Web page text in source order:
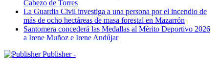
Cabezo de Torres
La Guardia Civil investiga a una persona por el incendio de
más de ocho hectáreas de masa forestal en Mazarrón
Santomera concederá las Medallas al Mérito Deportivo 2026
a Irene Muñoz e Irene Andújar
Publisher -